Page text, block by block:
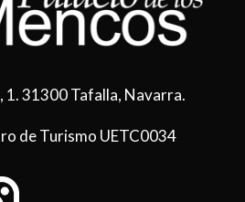
1. 31300 Tafalla, Navarra.
de Turismo UETC0034